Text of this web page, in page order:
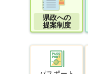
県政への
提案制度